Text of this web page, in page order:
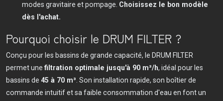
modes gravitaire et pompage. Choisissez le bon modèle
dès l'achat.
Pourquoi choisir le DRUM FILTER ?
Conçu pour les bassins de grande capacité, le DRUM FILTER
permet une filtration optimale jusqu'à 90 m³/h, idéal pour les
bassins de 45 à 70 m³. Son installation rapide, son boîtier de
commande intuitif et sa faible consommation d'eau en font un